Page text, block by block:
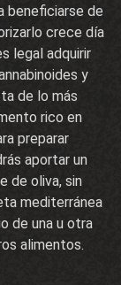
beneficiarse de
crece día
legal adquirir
y
de lo más
rico en
preparar
aportar un
de oliva, sin
mediterránea
de una u otra
alimentos.